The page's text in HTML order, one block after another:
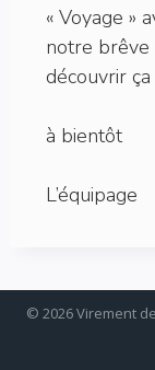
« Voyage »
notre brêve
découvrir ça
à bientôt
L’équipage
© 2026 Virement